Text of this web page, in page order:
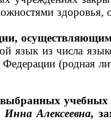
язык из числа
(родная
Алексеевна,